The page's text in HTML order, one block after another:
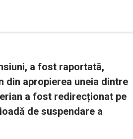
a fost raportată,
din apropierea uneia dintre
a fost redirecționat pe
de suspendare a